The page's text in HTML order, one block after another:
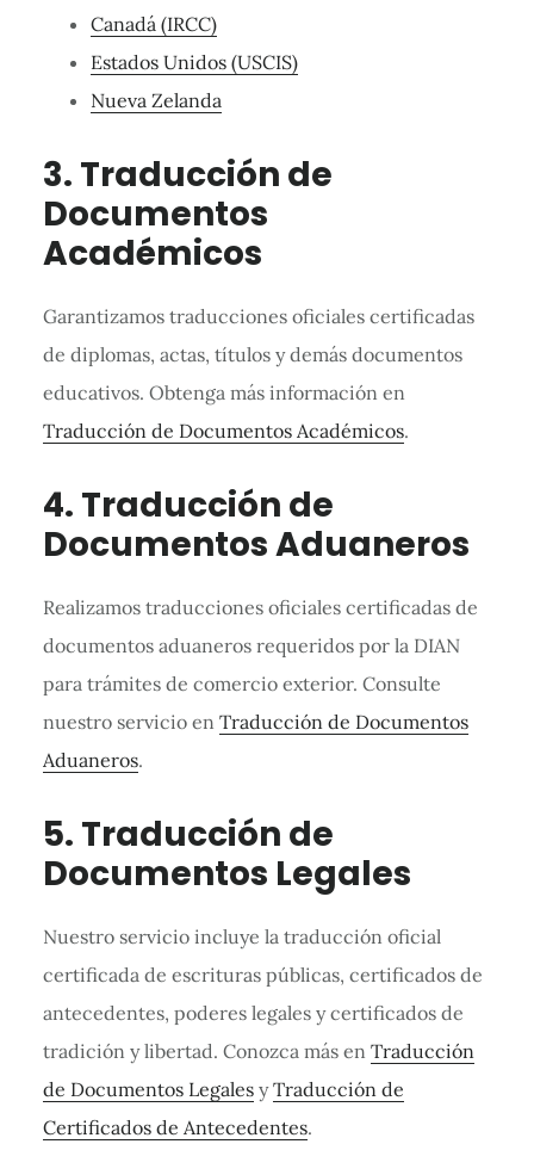
Canadá (IRCC)
Estados Unidos (USCIS)
Nueva Zelanda
3. Traducción de
Documentos
Académicos
Garantizamos traducciones oficiales certificadas
de diplomas, actas, títulos y demás documentos
educativos. Obtenga más información en
Traducción de Documentos Académicos.
4. Traducción de
Documentos Aduaneros
Realizamos traducciones oficiales certificadas de
documentos aduaneros requeridos por la DIAN
para trámites de comercio exterior. Consulte
nuestro servicio en Traducción de Documentos
Aduaneros.
5. Traducción de
Documentos Legales
Nuestro servicio incluye la traducción oficial
certificada de escrituras públicas, certificados de
antecedentes, poderes legales y certificados de
tradición y libertad. Conozca más en Traducción
de Documentos LegalesyTraducción de
Certificados de Antecedentes.